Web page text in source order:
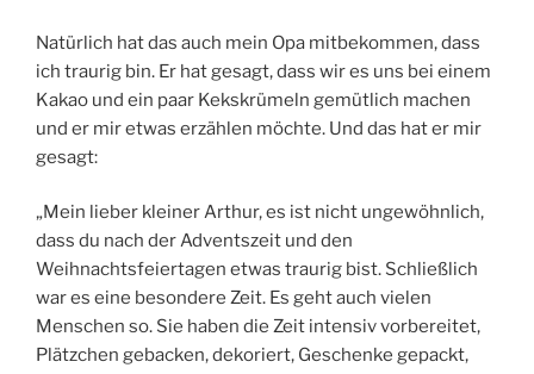
Natürlich hat das auch mein Opa mitbekommen, dass
ich traurig bin. Er hat gesagt, dass wir es uns bei einem
Kakao und ein paar Kekskrümeln gemütlich machen
und er mir etwas erzählen möchte. Und das hat er mir
gesagt:
„Mein lieber kleiner Arthur, es ist nicht ungewöhnlich,
dass du nach der Adventszeit und den
Weihnachtsfeiertagen etwas traurig bist. Schließlich
war es eine besondere Zeit. Es geht auch vielen
Menschen so. Sie haben die Zeit intensiv vorbereitet,
Plätzchen gebacken, dekoriert, Geschenke gepackt,